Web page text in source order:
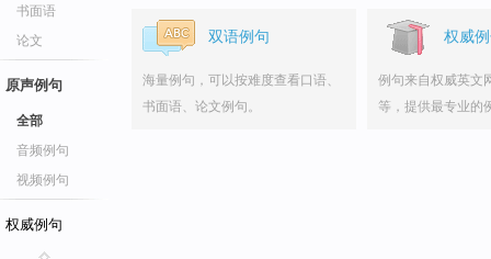
书面语
论文
原声例句
全部
音频例句
视频例句
权威例句
双语例句
海量例句，可以按难度查看口语、
书面语、论文例句。
权威
例句来自权威英文
等，提供最专业的